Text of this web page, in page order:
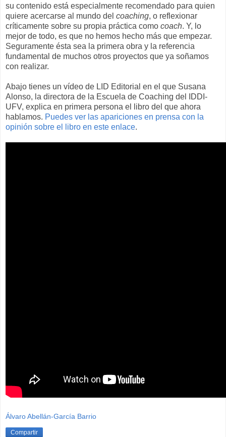
su contenido está especialmente recomendado para quien
quiere acercarse al mundo del coaching, o reflexionar
críticamente sobre su propia práctica como coach. Y, lo
mejor de todo, es que no hemos hecho más que empezar.
Seguramente ésta sea la primera obra y la referencia
fundamental de muchos otros proyectos que ya soñamos
con realizar.
Abajo tienes un vídeo de LID Editorial en el que Susana
Alonso, la directora de la Escuela de Coaching del IDDI-
UFV, explica en primera persona el libro del que ahora
hablamos. Puedes ver las apariciones en prensa con la
opinión sobre el libro en este enlace.
Álvaro Abellán-García Barrio
Compartir